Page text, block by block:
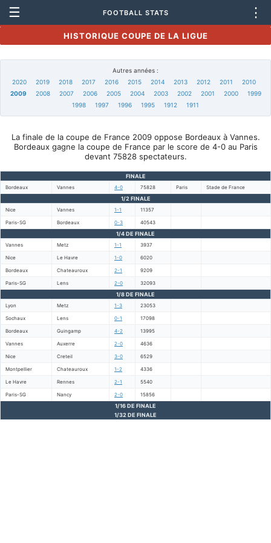
☰ FOOTBALL STATS ⋮
HISTORIQUE COUPE DE LA LIGUE
Autres années :
2020
2019 2018 2017 2016 2015 2014 2013 2012 2011
2010
2009
2008 2007 2006 2005 2004 2003 2002 2001 2000
1999
1998
1997 1996 1995 1912 1911
La finale de la coupe de France 2009 oppose Bordeaux à Vannes.
Bordeaux gagne la coupe de France par le score de 4-0 au Paris
devant 75828 spectateurs.
FINALE
Bordeaux Vannes 4-0 75828 Paris Stade de France
1/2 FINALE
Nice Vannes 1-1 11357
Paris-SG Bordeaux 0-3 40543
1/4 DE FINALE
Vannes Metz 1-1 3937
Nice Le Havre 1-0 6020
Bordeaux Chateauroux 2-1 9209
Paris-SG Lens 2-0 32093
1/8 DE FINALE
Lyon Metz 1-3 23053
Sochaux Lens 0-1 17098
Bordeaux Guingamp 4-2 13995
Vannes Auxerre 2-0 4636
Nice Creteil 3-0 6529
Montpellier Chateauroux 1-2 4336
Le Havre Rennes 2-1 5540
Paris-SG Nancy 2-0 15856
1/16 DE FINALE
1/32 DE FINALE